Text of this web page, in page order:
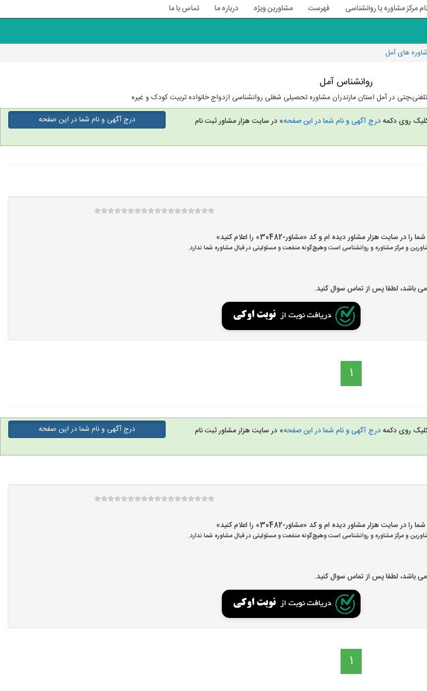
مرکز مشاوره یا روانشناسی فهرست مشاورین ویژه درباره ما تماس با ما
های آمل
روانشناس آمل
در آمل استان مازندران مشاوره تحصیلی شغلی روانشناسی ازدواج خانواده تربیت کودک و غیره
روی دکمهدرج آگهی و نام شما در این صفحه» در سایت هزار مشاور ثبت نام
درج آگهی و نام شما در این صفحه
هزار مشاور دیده ام و کد «مشاور-30482» را اعلام کنید»
و مرکز مشاوره و روانشناسی است وهیچ‌گونه منفعت و مسئولیتی در قبال مشاوره شما ندارد.
باشد، لطفا پس از تماس سوال کنید.
1
روی دکمهدرج آگهی و نام شما در این صفحه» در سایت هزار مشاور ثبت نام
درج آگهی و نام شما در این صفحه
هزار مشاور دیده ام و کد «مشاور-30482» را اعلام کنید»
و مرکز مشاوره و روانشناسی است وهیچ‌گونه منفعت و مسئولیتی در قبال مشاوره شما ندارد.
باشد، لطفا پس از تماس سوال کنید.
1